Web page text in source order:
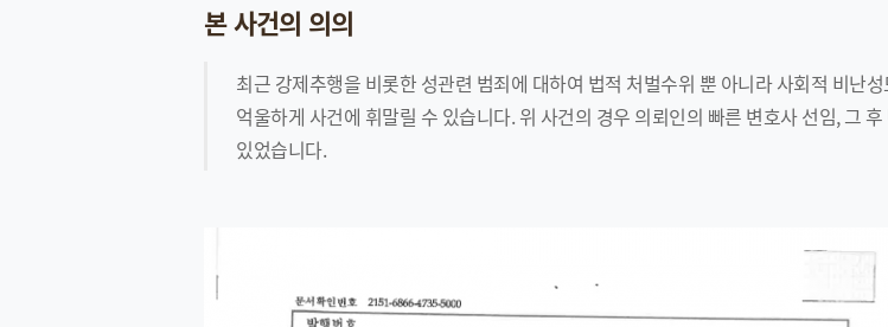
본 사건의 의의
최근 강제추행을 비롯한 성관련 범죄에 대하여 법적 처벌수위 뿐 아니라 사회적 비난
억울하게 사건에 휘말릴 수 있습니다. 위 사건의 경우 의뢰인의 빠른 변호사 선임, 그
있었습니다.